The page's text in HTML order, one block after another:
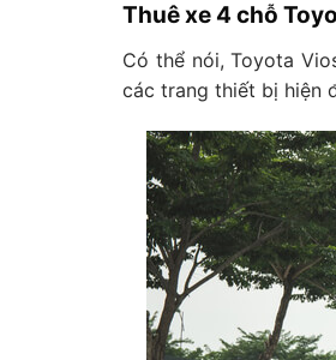
Thuê xe 4 chỗ
Có thể nói, Toyota
các trang thiết bị hiện